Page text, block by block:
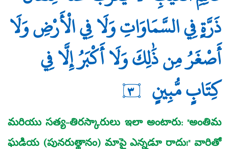
ذَرَّةٍ فِي السَّمَاوَاتِ وَلَا فِي الْأَرْضِ وَلَا
أَصْغَرُ مِن ذَٰلِكَ وَلَا أَكْبَرُ إِلَّا فِي
كِتَابٍ مُّبِينٍ
٣
మరియు సత్య-తిరస్కారులు ఇలా అంటారు: "అంతిమ
ఘడియ (పునరుత్థానం) మాపై ఎన్నడూ రాదు!" వారితో